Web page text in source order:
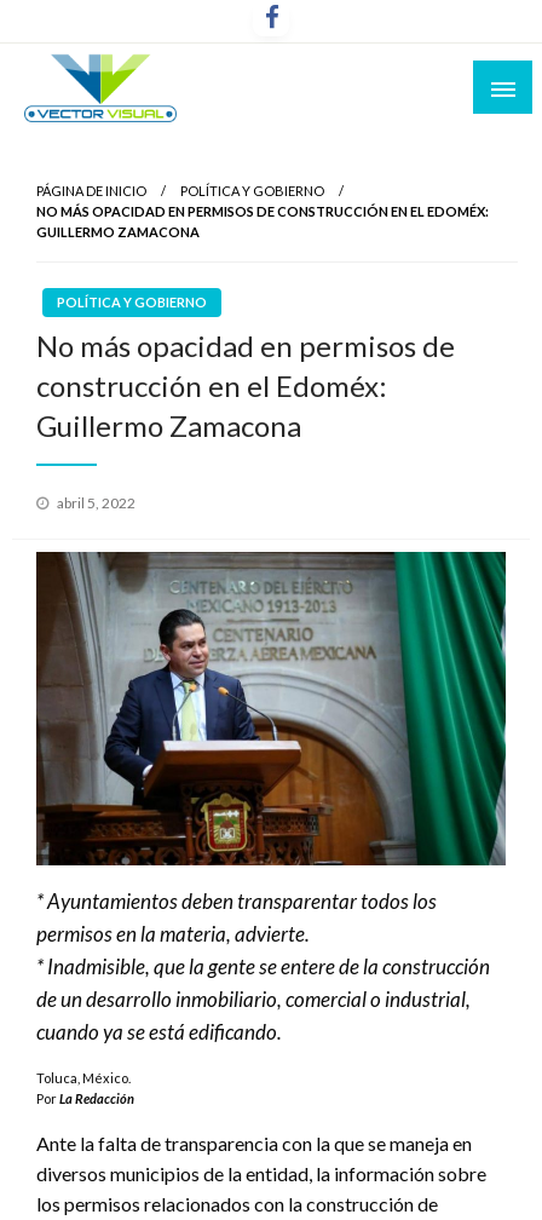
PÁGINA DE INICIO
POLÍTICA Y GOBIERNO
NO MÁS OPACIDAD EN PERMISOS DE CONSTRUCCIÓN EN EL EDOMÉX:
GUILLERMO ZAMACONA
POLÍTICA Y GOBIERNO
No más opacidad en permisos de
construcción en el Edoméx:
Guillermo Zamacona
Publicado
abril 5, 2022
* Ayuntamientos deben transparentar todos los
permisos en la materia, advierte.
* Inadmisible, que la gente se entere de la construcción
de un desarrollo inmobiliario, comercial o industrial,
cuando ya se está edificando.
Toluca, México.
PorLa Redacción
Ante la falta de transparencia con la que se maneja en
diversos municipios de la entidad, la información sobre
los permisos relacionados con la construcción de